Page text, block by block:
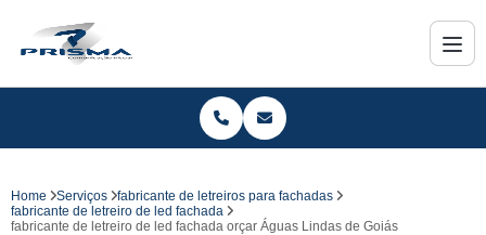
Home Serviços
fabricante de letreiros para fachadas
fabricante de letreiro de led fachada
fabricante de letreiro de led fachada orçar Águas Lindas de Goiás